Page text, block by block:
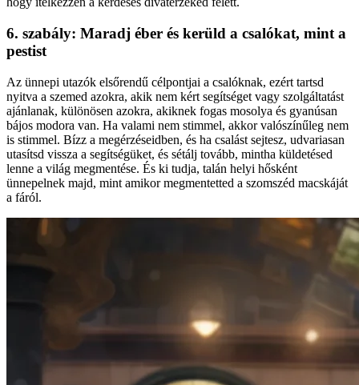
6. szabály: Maradj éber és kerüld a csalókat, mint a
pestist
Az ünnepi utazók elsőrendű célpontjai a csalóknak, ezért tartsd
nyitva a szemed azokra, akik nem kért segítséget vagy szolgáltatást
ajánlanak, különösen azokra, akiknek fogas mosolya és gyanúsan
bájos modora van. Ha valami nem stimmel, akkor valószínűleg nem
is stimmel. Bízz a megérzéseidben, és ha csalást sejtesz, udvariasan
utasítsd vissza a segítségüket, és sétálj tovább, mintha küldetésed
lenne a világ megmentése. És ki tudja, talán helyi hősként
ünnepelnek majd, mint amikor megmentetted a szomszéd macskáját
a fáról.